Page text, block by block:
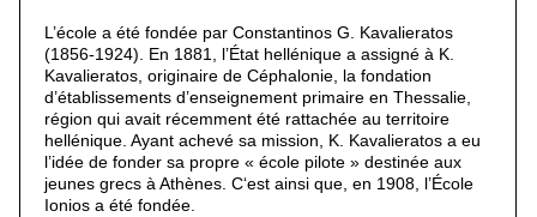
L’école a été fondée par Constantinos G. Kavalieratos
(1856-1924). En 1881, l’État hellénique a assigné à K.
Kavalieratos, originaire de Céphalonie, la fondation
d’établissements d’enseignement primaire en Thessalie,
région qui avait récemment été rattachée au territoire
hellénique. Ayant achevé sa mission, K. Kavalieratos a eu
l’idée de fonder sa propre « école pilote » destinée aux
jeunes grecs à Athènes. C‘est ainsi que, en 1908, l’École
Ionios a été fondée.